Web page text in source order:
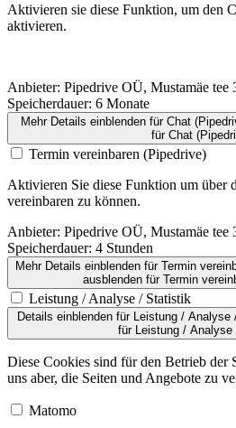
Aktivieren sie diese Funktion, um den
aktivieren.
Anbieter: Pipedrive OÜ, Mustamäe tee
Speicherdauer: 6 Monate
Mehr Details einblenden für Chat
für Chat
Termin vereinbaren (Pipedrive)
Aktivieren Sie diese Funktion um über
vereinbaren zu können.
Anbieter: Pipedrive OÜ, Mustamäe tee
Speicherdauer: 4 Stunden
Mehr Details einblendenfür Termin
ausblendenfür Termin
Leistung / Analyse / Statistik
Details einblendenfür Leistung / Analyse
für Leistung /
Diese Cookies sind für den Betrieb der
uns aber, die Seiten und Angebote zu
Matomo